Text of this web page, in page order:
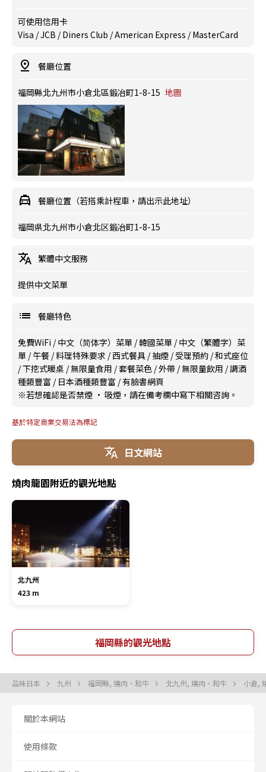
可使用信用卡
Visa / JCB / Diners Club / American Express / MasterCard
餐廳位置
福岡縣北九州市小倉北區鍛冶町1-8-15 地圖
餐廳位置（若搭乘計程車，請出示此地址）
福岡県北九州市小倉北区鍛冶町1-8-15
繁體中文服務
提供中文菜單
餐廳特色
免費WiFi /中文（简体字）菜單 /韓國菜單 /中文（繁體字）菜
單 /午餐 /料理特殊要求 /西式餐具 /抽煙 /受理預約 /和式座位
/下挖式暖桌 /無限量食用 /套餐菜色 /外帶 /無限量飲用 /調酒
種類豐富 / 日本酒種類豐富 /有臉書網頁
※若想確認是否禁煙 · 吸煙，請在備考欄中寫下相關咨詢。
基於特定商業交易法為標記
日文網站
燒肉龍園附近的觀光地點
北九州
423 m
福岡縣的觀光地點
品味日本 九州 福岡縣, 燒肉、和牛 北九州, 燒肉、和牛 小倉,
關於本網站
使用條款